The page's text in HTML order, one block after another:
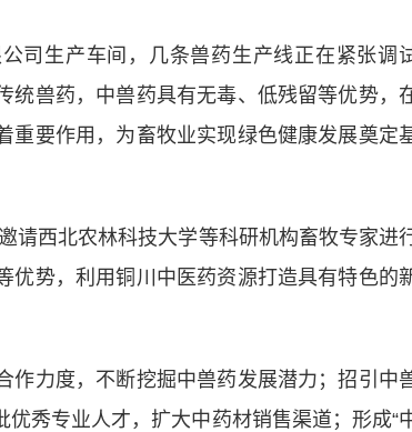
生产车间，几条兽药生产线正在紧张调
统兽药，中兽药具有无毒、低残留等优势，
重要作用，为畜牧业实现绿色健康发展奠定
西北农林科技大学等科研机构畜牧专家进
优势，利用铜川中医药资源打造具有特色的
力度，不断挖掘中兽药发展潜力；招引中
秀专业人才，扩大中药材销售渠道；形成“